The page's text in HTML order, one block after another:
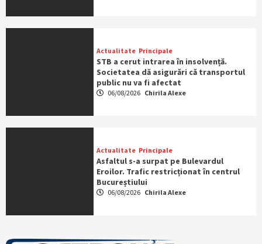
Actualitate Principale
STB a cerut intrarea în insolvență.
Societatea dă asigurări că transportul
public nu va fi afectat
06/08/2026 Chirila Alexe
Actualitate Principale
Asfaltul s-a surpat pe Bulevardul
Eroilor. Trafic restricționat în centrul
Bucureștiului
06/08/2026 Chirila Alexe